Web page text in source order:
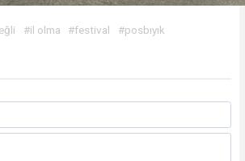
#il olma #festival #posbıyık